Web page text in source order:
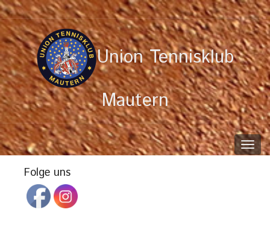
Union Tennisklub
Mautern
Folge uns